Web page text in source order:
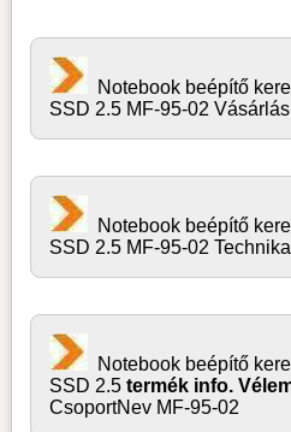
Notebook beépítő
SSD 2.5 MF-95-02
Notebook beépítő
SSD 2.5 MF-95-02
Notebook beépítő
SSD 2.5 termék info.
CsoportNev MF-95-02